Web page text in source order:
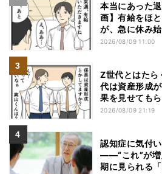
本当にあった
画】有給をほ
が、急に休み
2026/08/09 11:00
Z世代とはたら
代は資産形成
果を見せても
2026/08/09 21:19
認知症に気付
――“これ”が増
期に見られる